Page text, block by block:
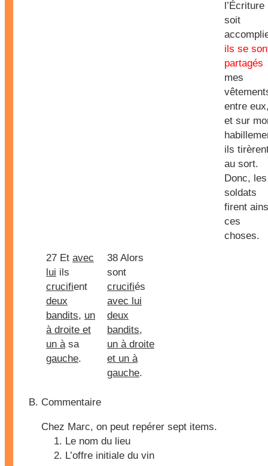
l’Écriture
soit
ils se
partagés
mes
entre
et sur
ils
au sort.
Donc, les
soldats
firent
ces
choses.
27 Et avec
lui ils
crucifient
deux
bandits, un
à droite et
un àsa
gauche.
38 Alors
sont
crucifiés
avec lui
deux
bandits,
un à droite
et un à
gauche.
Commentaire
Chez Marc, on peut repérer sept items.
Le nom du lieu
L’offre initiale du vin